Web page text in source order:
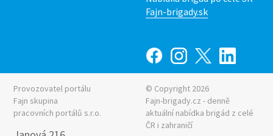
Fajn-brigady.sk
Provozovatel portálu
Fajn skupina
pracovních portálů s.r.o.
© Copyright 2026
Fajn-brigady.cz - denně
aktuální nabídka brigád z celé
ČR i zahraničí